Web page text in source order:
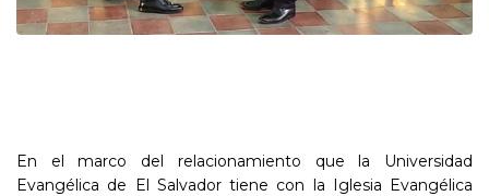
En el marco del relacionamiento que la Universidad
Evangélica de El Salvador tiene con la Iglesia Evangélica